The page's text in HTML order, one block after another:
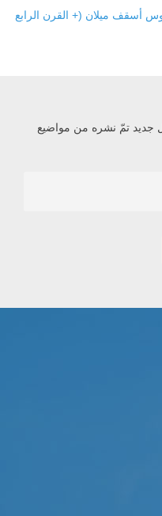
أسقف ميلان (+ القرن الرابع
جديد تمّ نشره من مواضيع